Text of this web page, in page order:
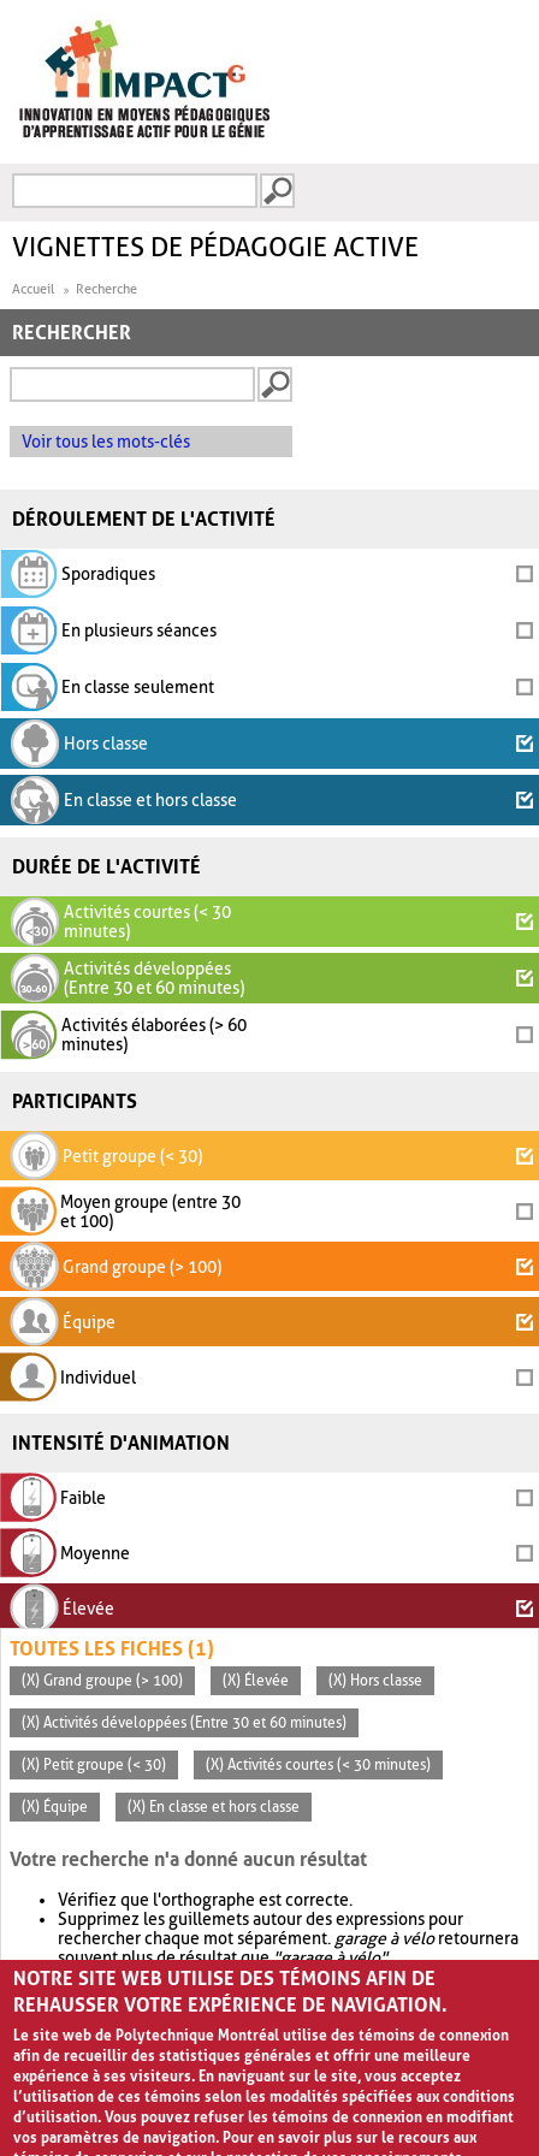
FORMULAIRE DE
VIGNETTES DE PÉDAGOGIE ACTIVE
Accueil Recherche
RECHERCHER
Voir tous les mots-clés
DÉROULEMENT DE L'ACTIVITÉ
Sporadiques
En plusieurs séances
En classe seulement
Hors classe
En classe et hors classe
DURÉE DE L'ACTIVITÉ
Activités courtes (< 30
minutes)
Activités développées
(Entre 30 et 60 minutes)
Activités élaborées (> 60
minutes)
PARTICIPANTS
Petit groupe (< 30)
Moyen groupe (entre 30
et 100)
Grand groupe (> 100)
Équipe
Individuel
INTENSITÉ D'ANIMATION
Faible
Moyenne
Élevée
TOUTES LES FICHES (1)
(X) Grand groupe (> 100) (X) Élevée (X) Hors classe
(X) Activités développées (Entre 30 et 60 minutes)
(X) Petit groupe (< 30) (X) Activités courtes (< 30 minutes)
(X) Équipe (X) En classe et hors classe
Votre recherche n'a donné aucun résultat
Vérifiez que l'orthographe est correcte.
Supprimez les guillemets autour des expressions pour
rechercher chaque mot séparément. garage à véloretournera
souvent plus de résultat que"garage à vélo".
Envisagez d'élargir votre recherche avec OR.garage OR vélo
retournera souvent plus de résultat quegarage à vélo
NOTRE SITE WEB UTILISE DES TÉMOINS AFIN DE
REHAUSSER VOTRE EXPÉRIENCE DE NAVIGATION.
Le site web de Polytechnique Montréal utilise des témoins de connexion
afin de recueillir des statistiques générales et offrir une meilleure
expérience à ses visiteurs. En naviguant sur le site, vous acceptez
l’utilisation de ces témoins selon les modalités spécifiées aux conditions
d’utilisation. Vous pouvez refuser les témoins de connexion en modifiant
vos paramètres de navigation. Pour en savoir plus sur le recours aux